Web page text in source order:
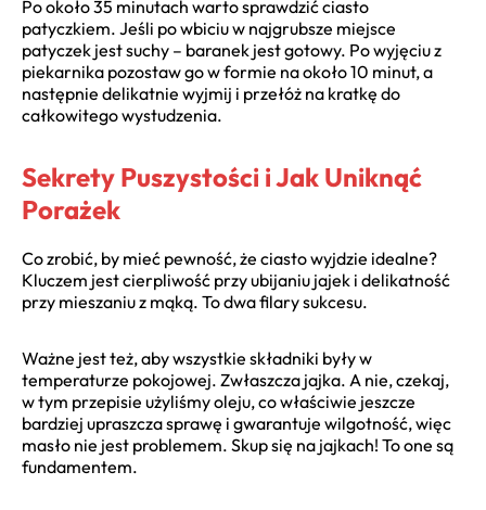
Po około 35 minutach warto sprawdzić ciasto
patyczkiem. Jeśli po wbiciu w najgrubsze miejsce
patyczek jest suchy – baranek jest gotowy. Po wyjęciu z
piekarnika pozostaw go w formie na około 10 minut, a
następnie delikatnie wyjmij i przełóż na kratkę do
całkowitego wystudzenia.
Sekrety Puszystości i Jak Uniknąć
Porażek
Co zrobić, by mieć pewność, że ciasto wyjdzie idealne?
Kluczem jest cierpliwość przy ubijaniu jajek i delikatność
przy mieszaniu z mąką. To dwa filary sukcesu.
Ważne jest też, aby wszystkie składniki były w
temperaturze pokojowej. Zwłaszcza jajka. A nie, czekaj,
w tym przepisie użyliśmy oleju, co właściwie jeszcze
bardziej upraszcza sprawę i gwarantuje wilgotność, więc
masło nie jest problemem. Skup się na jajkach! To one są
fundamentem.